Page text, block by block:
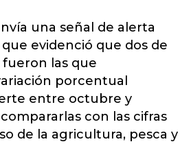
una señal de alerta
evidenció que dos de
fueron las que
porcentual
entre octubre y
con las cifras
de la agricultura, pesca y